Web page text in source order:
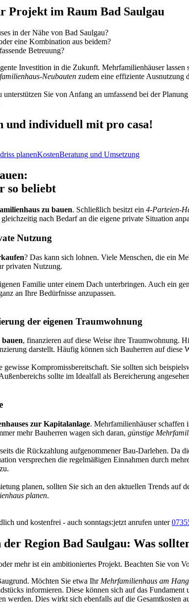
Projekt im Raum Bad Saulgau
in der Nähe von Bad Saulgau?
eine Kombination aus beidem?
Betreuung?
Investition in die Zukunft. Mehrfamilienhäuser
Neubauten zudem eine effiziente Ausnutzung
Sie von Anfang an umfassend bei der
und individuell mit pro casa!
planenKostenBeratung und Umsetzung
so beliebt
zu bauen. Schließlich besitzt ein 4-Parteien-
nach Bedarf an die eigene private Situation
Nutzung
? Das kann sich lohnen. Viele Menschen, die ein
privaten Nutzung.
Familie unter einem Dach unterbringen. Auch ein
an Ihre Bedürfnisse anzupassen.
der eigenen Traumwohnung
, finanzieren auf diese Weise ihre Traumwohnung.
darstellt. Häufig können sich Bauherren auf diese
Kompromissbereitschaft. Sie sollten sich
sollte im Idealfall als Bereicherung
zur Kapitalanlage. Mehrfamilienhäuser
mehr Bauherren wagen sich daran, günstige
die Rückzahlung aufgenommener Bau-Darlehen. Da
versprechen die regelmäßigen Einnahmen durch
planen, sollten Sie sich an den aktuellen Trends auf
planen.
und kostenfrei - auch sonntags:jetzt anrufen unter
Region Bad Saulgau: Was
mehr ist ein ambitioniertes Projekt. Beachten Sie von
Möchten Sie etwa IhrMehrfamilienhaus am
informieren. Diese können sich auf das Fundament
werden. Dies wirkt sich ebenfalls auf die Gesamtkosten